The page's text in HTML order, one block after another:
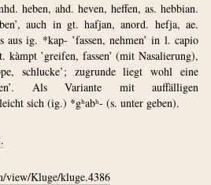
heben, ahd. heven, heffen, as. hebbian.
auch in gt. hafjan, ­anord. hefja, ae.
aus ig. *kap- ‛fassen, nehmen’ in l. capio
kàmpt ‛greifen, fassen’ (mit Nasalierung),
schlucke’; zugrunde liegt wohl eine
Als Variante mit auffälligen
sich (ig.) *gʰabʰ- (s. unter geben).
view/Kluge/kluge.4386